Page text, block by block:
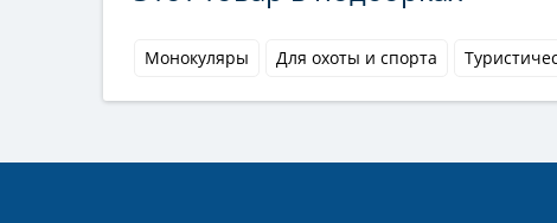
Монокуляры Для охоты и спорта